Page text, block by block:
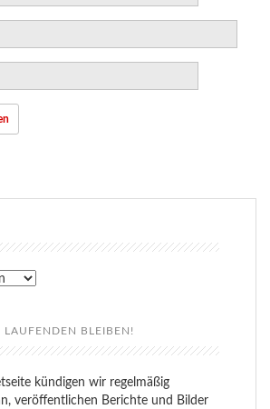
BLEIBEN!
kündigen wir regelmäßig
veröffentlichen Berichte und Bilder